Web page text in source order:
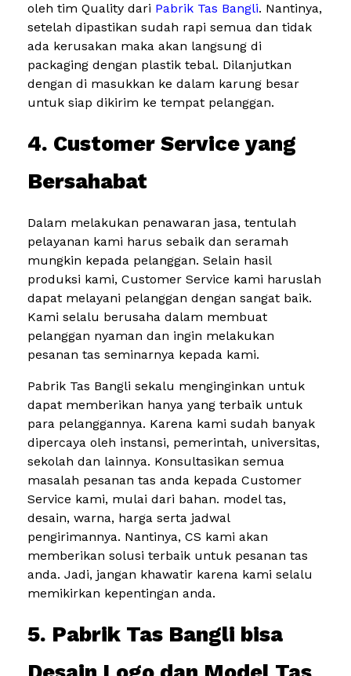
oleh tim Quality dari Pabrik Tas Bangli. Nantinya,
setelah dipastikan sudah rapi semua dan tidak
ada kerusakan maka akan langsung di
packaging dengan plastik tebal. Dilanjutkan
dengan di masukkan ke dalam karung besar
untuk siap dikirim ke tempat pelanggan.
4. Customer Service yang
Bersahabat
Dalam melakukan penawaran jasa, tentulah
pelayanan kami harus sebaik dan seramah
mungkin kepada pelanggan. Selain hasil
produksi kami, Customer Service kami haruslah
dapat melayani pelanggan dengan sangat baik.
Kami selalu berusaha dalam membuat
pelanggan nyaman dan ingin melakukan
pesanan tas seminarnya kepada kami.
Pabrik Tas Bangli sekalu menginginkan untuk
dapat memberikan hanya yang terbaik untuk
para pelanggannya. Karena kami sudah banyak
dipercaya oleh instansi, pemerintah, universitas,
sekolah dan lainnya. Konsultasikan semua
masalah pesanan tas anda kepada Customer
Service kami, mulai dari bahan. model tas,
desain, warna, harga serta jadwal
pengirimannya. Nantinya, CS kami akan
memberikan solusi terbaik untuk pesanan tas
anda. Jadi, jangan khawatir karena kami selalu
memikirkan kepentingan anda.
5. Pabrik Tas Bangli bisa